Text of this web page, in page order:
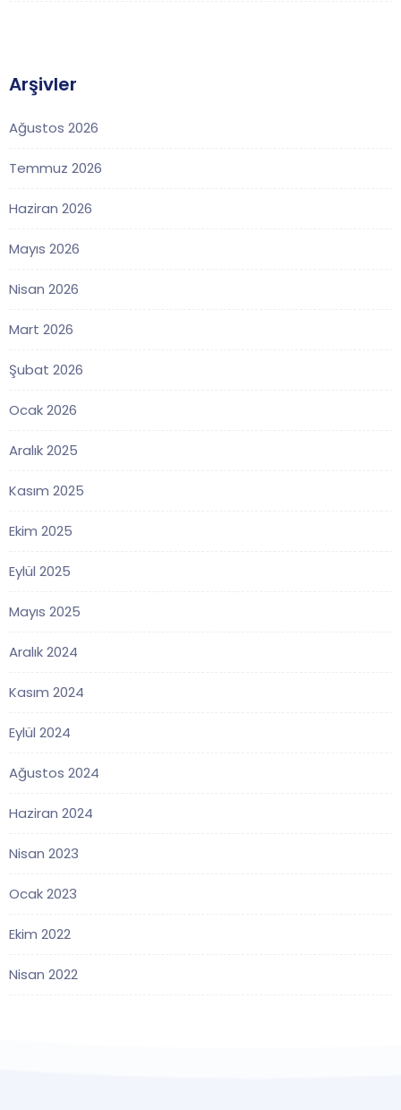
Arşivler
Ağustos 2026
Temmuz 2026
Haziran 2026
Mayıs 2026
Nisan 2026
Mart 2026
Şubat 2026
Ocak 2026
Aralık 2025
Kasım 2025
Ekim 2025
Eylül 2025
Mayıs 2025
Aralık 2024
Kasım 2024
Eylül 2024
Ağustos 2024
Haziran 2024
Nisan 2023
Ocak 2023
Ekim 2022
Nisan 2022